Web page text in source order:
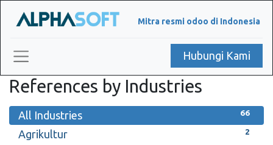
Mitra resmi odoo di Indonesia
Hubungi Kami
References by Industries
66
All Industries
2
Agrikultur